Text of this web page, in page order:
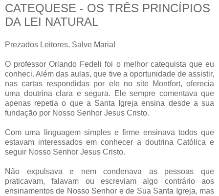
CATEQUESE - OS TRÊS PRINCÍPIOS
DA LEI NATURAL
Prezados Leitores, Salve Maria!
O professor Orlando Fedeli foi o melhor catequista que eu
conheci. Além das aulas, que tive a oportunidade de assistir,
nas cartas respondidas por ele no site Montfort, oferecia
uma doutrina clara e segura. Ele sempre comentava que
apenas repetia o que a Santa Igreja ensina desde a sua
fundação por Nosso Senhor Jesus Cristo.
Com uma linguagem simples e firme ensinava todos que
estavam interessados em conhecer a doutrina Católica e
seguir Nosso Senhor Jesus Cristo.
Não expulsava e nem condenava as pessoas que
praticavam, falavam ou escreviam algo contrário aos
ensinamentos de Nosso Senhor e de Sua Santa Igreja, mas